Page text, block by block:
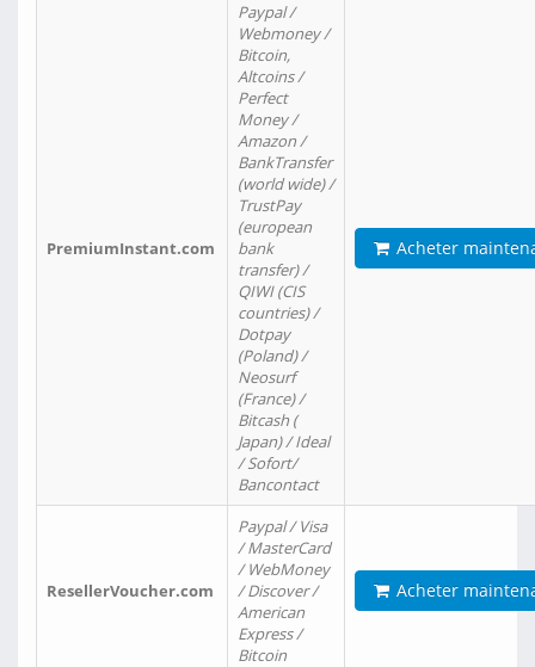
PremiumInstant.com
Paypal /
Webmoney /
Bitcoin,
Altcoins /
Perfect
Money /
Amazon /
BankTransfer
(world wide) /
TrustPay
(european
bank
transfer) /
QIWI (CIS
countries) /
Dotpay
(Poland) /
Neosurf
(France) /
Bitcash (
Japan) / Ideal
/ Sofort/
Bancontact
Acheter
ResellerVoucher.com
Paypal / Visa
/ MasterCard
/ WebMoney
/ Discover /
American
Express /
Bitcoin
Acheter